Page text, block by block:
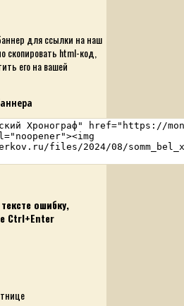
для ссылки на наш
скопировать html-код,
его на вашей
ошибку,
Ctrl+Enter